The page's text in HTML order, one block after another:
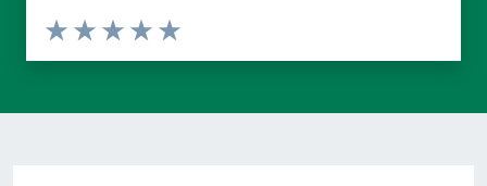
Valuta da 1 a 5 stelle la pagina
Valuta 5 stelle su 5
Valuta 4 stelle su 5
Valuta 3 stelle su 5
Valuta 2 stelle su 5
Valuta 1 stelle su 5